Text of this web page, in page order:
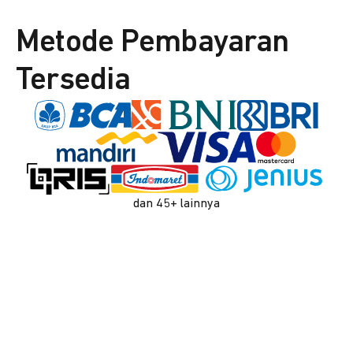
Metode Pembayaran
Tersedia
dan 45+ lainnya